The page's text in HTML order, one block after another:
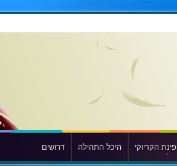
פינת הקריוקי היכל התהילה דרושים